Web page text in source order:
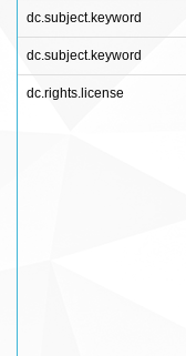
dc.subject.keyword
dc.subject.keyword
dc.rights.license